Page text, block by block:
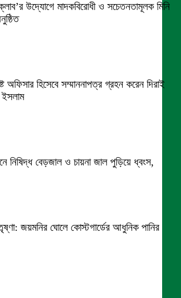
উদ্যোগে মাদকবিরোধী ও সচেতনতামূলক মিনি
অফিসার হিসেবে সম্মাননাপত্র গ্রহন করেন দিরাই
নিষিদ্ধ বেড়জাল ও চায়না জাল পুড়িয়ে ধ্বংস,
জয়মনির ঘোলে কোস্টগার্ডের আধুনিক পানির